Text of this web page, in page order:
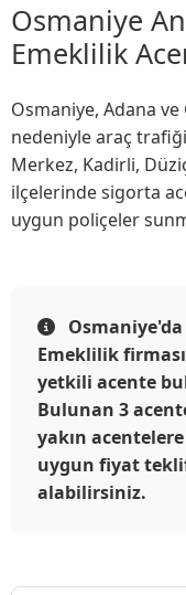
Osmaniye
Emeklilik
Osmaniye, Adana ve
nedeniyle araç
Merkez, Kadirli,
ilçelerinde sigorta
uygun poliçeler
Emeklilik
yetkili acente
Bulunan 3
yakın
uygun fiyat
alabilirsiniz.